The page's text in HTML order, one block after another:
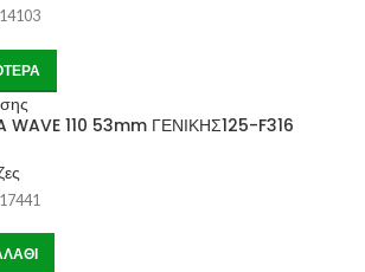
14103
110 53mm ΓΕΝΙΚΗΣ125-F316
17441